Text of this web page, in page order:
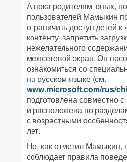
А пока родителям юных,
пользователей Мамыкин
ограничить доступ детей к
контенту, запретить
нежелательного
межсетевой экран. Он
ознакомиться со
на русском языке (см.
www.microsoft.com/rus/
подготовлена совместно
и расположена по
с возрастными
лет.
Но, как отметил Мамыкин,
соблюдает правила